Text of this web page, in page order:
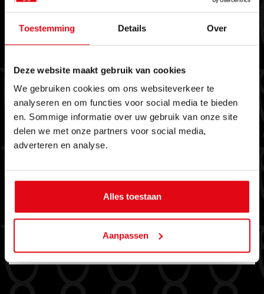
Toestemming Details Over
Deze website maakt gebruik van cookies
We gebruiken cookies om ons websiteverkeer te
analyseren en om functies voor social media te bieden
en. Sommige informatie over uw gebruik van onze site
delen we met onze partners voor social media,
adverteren en analyse.
Alles toestaan
Aanpassen
Uw woning met een goed gevoel aan een
betrouwbare (internationale) huurder
verhuren of op zoek naar een geschikte
huurwoning. Wij verzorgen voor u het
MEER INFORMATIE